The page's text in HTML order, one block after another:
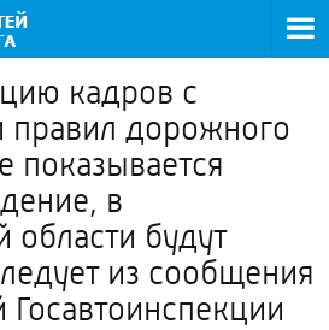
кадров с
дорожного
показывается
в
области будут
из сообщения
Госавтоинспекции